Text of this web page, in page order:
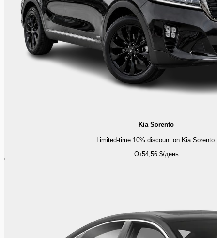
Kia Sorento
Limited-time 10% discount on Kia Sorento.
От54,56 $/день